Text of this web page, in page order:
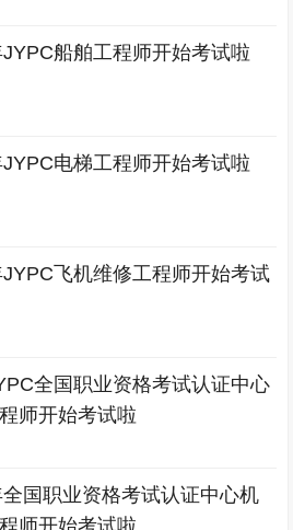
船舶工程师开始考试啦
电梯工程师开始考试啦
飞机维修工程师开始考试
全国职业资格考试认证中心
师开始考试啦
国职业资格考试认证中心机
师开始考试啦